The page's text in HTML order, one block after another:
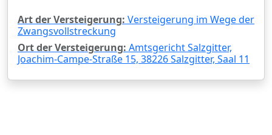
Art der Versteigerung: Versteigerung im Wege der
Zwangsvollstreckung
Ort der Versteigerung: Amtsgericht Salzgitter,
Joachim-Campe-Straße 15, 38226 Salzgitter, Saal 11